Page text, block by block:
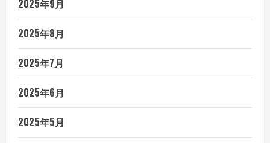
2025年9月
2025年8月
2025年7月
2025年6月
2025年5月